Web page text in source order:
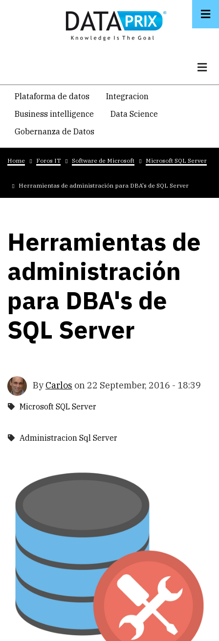
Navegacion
temática
principal
Plataforma de datos
Integracion
Business intelligence
Data Science
Gobernanza de Datos
Breadcrumb
Home Foros IT Software de Microsoft Microsoft SQL Server
Herramientas de administración para DBA's de SQL Server
Herramientas de
administración
para DBA's de
SQL Server
By Carlos on 22 September, 2016 - 18:39
Microsoft SQL Server
Administracion Sql Server